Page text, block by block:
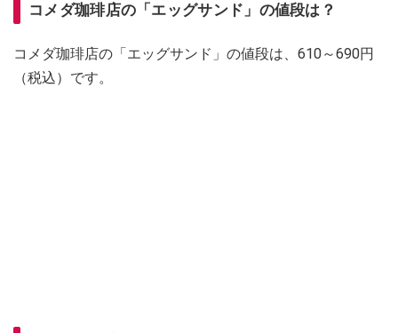
コメダ珈琲店の「エッグサンド」の値段は？
コメダ珈琲店の「エッグサンド」の値段は、610～690円
（税込）です。